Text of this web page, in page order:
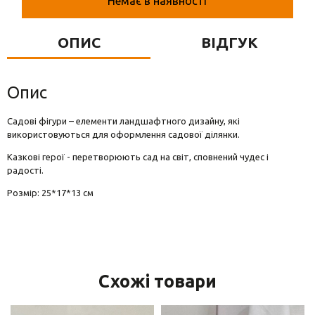
Фігурки та статуетки
ОПИС ВІДГУК
Опис
Садові фігури – елементи ландшафтного дизайну, які
використовуються для оформлення садової ділянки.
Казкові герої - перетворюють сад на світ, сповнений чудес і
радості.
Розмір: 25*17*13 см
Схожі товари